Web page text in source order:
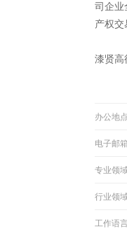
司企业
产权
漆贤高
办公地
电子邮
专业领
行业领
工作语